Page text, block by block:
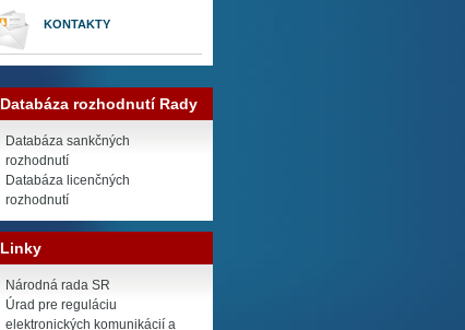
KONTAKTY
Databáza rozhodnutí Rady
Databáza sankčných
rozhodnutí
Databáza licenčných
rozhodnutí
Linky
Národná rada SR
Úrad pre reguláciu
elektronických komunikácií a